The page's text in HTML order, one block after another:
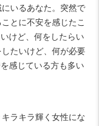
いるあなた。突然で
とに不安を感じたこ
けど、何をしたらい
たいけど、何が必要
感じている方も多い
ラキラ輝く女性にな